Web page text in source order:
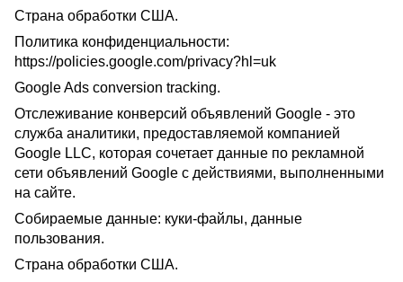
Страна обработки США.
Политика конфиденциальности:
https://policies.google.com/privacy?hl=uk
Google Ads conversion tracking.
Отслеживание конверсий объявлений Google - это
служба аналитики, предоставляемой компанией
Google LLC, которая сочетает данные по рекламной
сети объявлений Google с действиями, выполненными
на сайте.
Собираемые данные: куки-файлы, данные
пользования.
Страна обработки США.